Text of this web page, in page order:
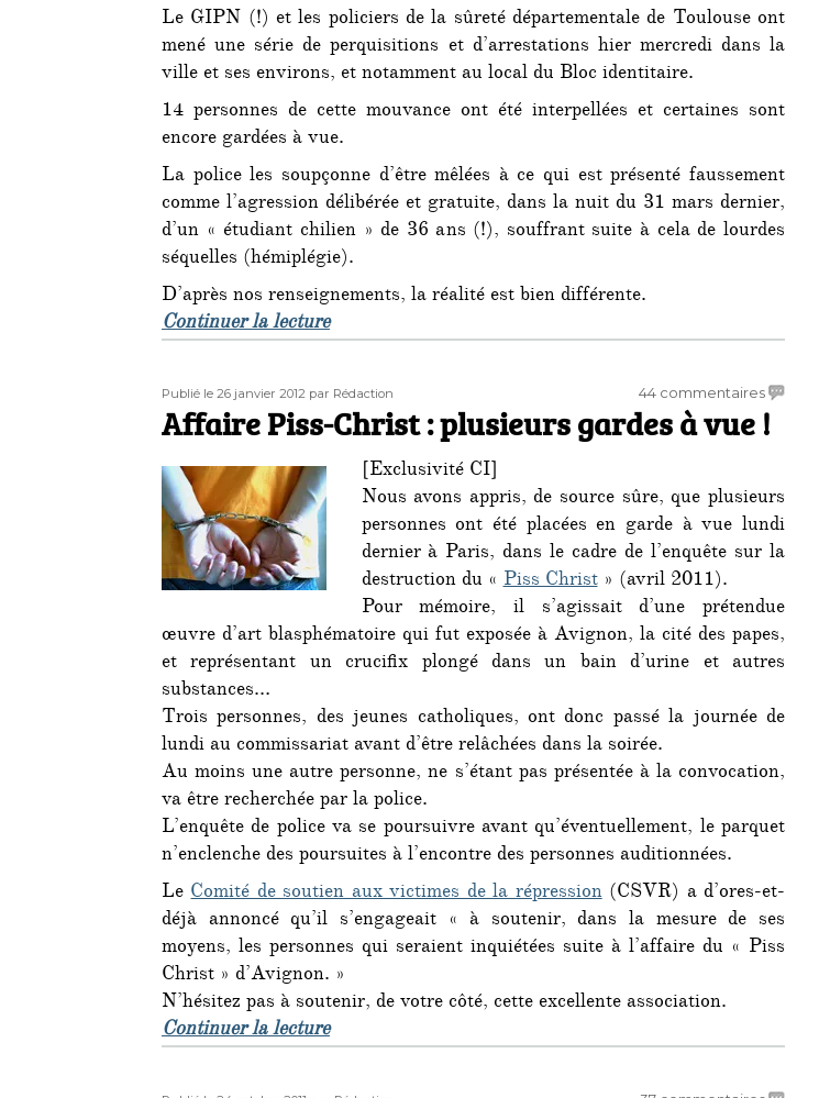
Le GIPN (!) et les policiers de la sûreté départementale de Toulouse ont
mené une série de perquisitions et d’arrestations hier mercredi dans la
ville et ses environs, et notamment au local du Bloc identitaire.
14 personnes de cette mouvance ont été interpellées et certaines sont
encore gardées à vue.
La police les soupçonne d’être mêlées à ce qui est présenté faussement
comme l’agression délibérée et gratuite, dans la nuit du 31 mars dernier,
d’un « étudiant chilien » de 36 ans (!), souffrant suite à cela de lourdes
séquelles (hémiplégie).
D’après nos renseignements, la réalité est bien différente.
Continuer la lecturede « Rafle de militants « d’extrême-droite » à Toulouse »
Publié
le
Publié le 26 janvier 2012 Auteur
par Rédaction 44 commentairessur
Affaire
Piss-
plusieurs
gardes
à
Affaire Piss-Christ : plusieurs gardes à vue !
[Exclusivité CI]
Nous avons appris, de source sûre, que plusieurs
personnes ont été placées en garde à vue lundi
dernier à Paris, dans le cadre de l’enquête sur la
destruction du «Piss Christ» (avril 2011).
Pour mémoire, il s’agissait d’une prétendue
œuvre d’art blasphématoire qui fut exposée à Avignon, la cité des papes,
et représentant un crucifix plongé dans un bain d’urine et autres
substances…
Trois personnes, des jeunes catholiques, ont donc passé la journée de
lundi au commissariat avant d’être relâchées dans la soirée.
Au moins une autre personne, ne s’étant pas présentée à la convocation,
va être recherchée par la police.
L’enquête de police va se poursuivre avant qu’éventuellement, le parquet
n’enclenche des poursuites à l’encontre des personnes auditionnées.
LeComité de soutien aux victimes de la répression(CSVR) a d’ores-et-
déjà annoncé qu’il s’engageait « à soutenir, dans la mesure de ses
moyens, les personnes qui seraient inquiétées suite à l’affaire du « Piss
Christ » d’Avignon. »
N’hésitez pas à soutenir, de votre côté, cette excellente association.
Continuer la lecturede « Affaire Piss-Christ : plusieurs gardes à vue ! »